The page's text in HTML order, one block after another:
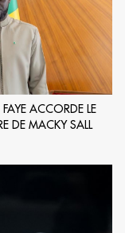
ACCORDE LE
DE MACKY SALL